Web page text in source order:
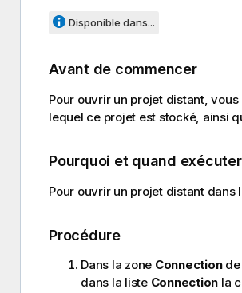
Disponible dans...
Avant de commencer
Pour ouvrir un projet distant,
lequel ce projet est stocké, ainsi
Pourquoi et quand
Pour ouvrir un projet distant dans
Procédure
Dans la zone Connectionde
dans la liste Connection la